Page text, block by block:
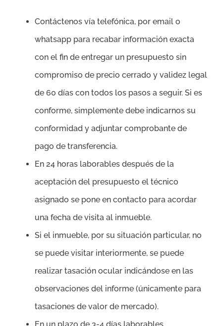
Contáctenos vía telefónica, por email o
whatsapp para recabar información exacta
con el fin de entregar un presupuesto sin
compromiso de precio cerrado y validez legal
de 60 días con todos los pasos a seguir. Si es
conforme, simplemente debe indicarnos su
conformidad y adjuntar comprobante de
pago de transferencia.
En 24 horas laborables después de la
aceptación del presupuesto el técnico
asignado se pone en contacto para acordar
una fecha de visita al inmueble.
Si el inmueble, por su situación particular, no
se puede visitar interiormente, se puede
realizar tasación ocular indicándose en las
observaciones del informe (únicamente para
tasaciones de valor de mercado).